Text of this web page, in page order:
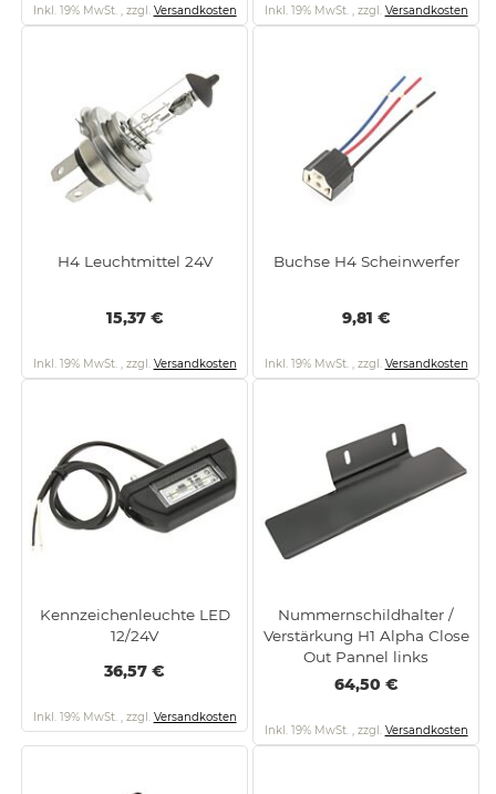
Inkl. 19% MwSt. , zzgl. Versandkosten Inkl. 19% MwSt. , zzgl. Versandkosten
H4 Leuchtmittel 24V
15,37 €
Inkl. 19% MwSt. , zzgl. Versandkosten
Buchse H4 Scheinwerfer
9,81 €
Inkl. 19% MwSt. , zzgl. Versandkosten
Kennzeichenleuchte LED
12/24V
36,57 €
Inkl. 19% MwSt. , zzgl. Versandkosten
Nummernschildhalter /
Verstärkung H1 Alpha Close
Out Pannel links
64,50 €
Inkl. 19% MwSt. , zzgl. Versandkosten